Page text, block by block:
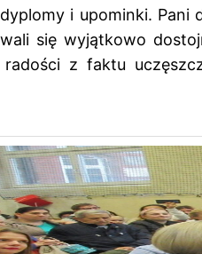
i upominki.
się wyjątkowo
z faktu